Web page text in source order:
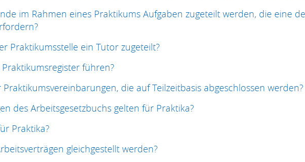
im Rahmen eines Praktikums Aufgaben zugeteilt werden, die eine
Praktikumsstelle ein Tutor zugeteilt?
führen?
die auf Teilzeitbasis abgeschlossen werden?
des Arbeitsgesetzbuchs gelten für Praktika?
Praktika?
gleichgestellt werden?